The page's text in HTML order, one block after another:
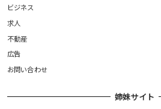
ビジネス
求人
不動産
広告
お問い合わせ
姉妹サイト